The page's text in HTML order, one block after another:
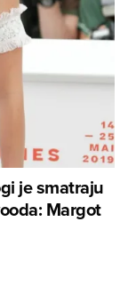
je smatraju
Margot